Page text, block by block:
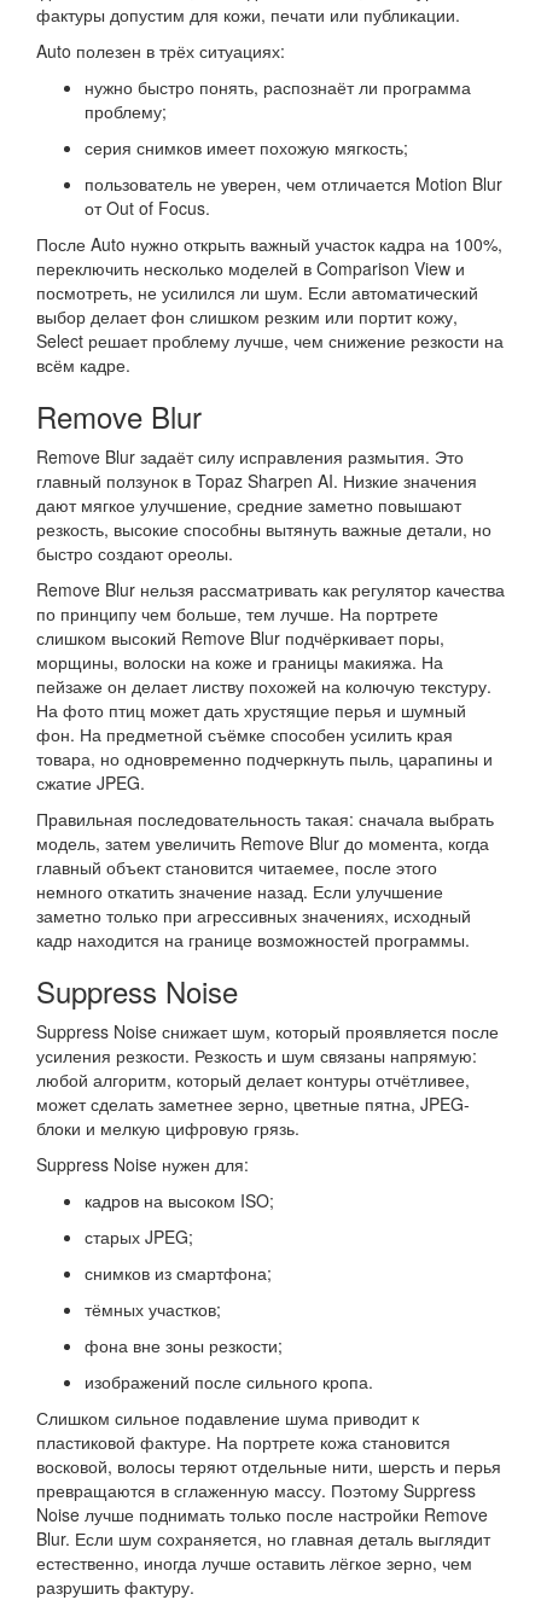
фактуры допустим для кожи, печати или публикации.
Auto полезен в трёх ситуациях:
нужно быстро понять, распознаёт ли программа
проблему;
серия снимков имеет похожую мягкость;
пользователь не уверен, чем отличается Motion Blur
от Out of Focus.
После Auto нужно открыть важный участок кадра на 100%,
переключить несколько моделей в Comparison View и
посмотреть, не усилился ли шум. Если автоматический
выбор делает фон слишком резким или портит кожу,
Select решает проблему лучше, чем снижение резкости на
всём кадре.
Remove Blur
Remove Blur задаёт силу исправления размытия. Это
главный ползунок в Topaz Sharpen AI. Низкие значения
дают мягкое улучшение, средние заметно повышают
резкость, высокие способны вытянуть важные детали, но
быстро создают ореолы.
Remove Blur нельзя рассматривать как регулятор качества
по принципу чем больше, тем лучше. На портрете
слишком высокий Remove Blur подчёркивает поры,
морщины, волоски на коже и границы макияжа. На
пейзаже он делает листву похожей на колючую текстуру.
На фото птиц может дать хрустящие перья и шумный
фон. На предметной съёмке способен усилить края
товара, но одновременно подчеркнуть пыль, царапины и
сжатие JPEG.
Правильная последовательность такая: сначала выбрать
модель, затем увеличить Remove Blur до момента, когда
главный объект становится читаемее, после этого
немного откатить значение назад. Если улучшение
заметно только при агрессивных значениях, исходный
кадр находится на границе возможностей программы.
Suppress Noise
Suppress Noise снижает шум, который проявляется после
усиления резкости. Резкость и шум связаны напрямую:
любой алгоритм, который делает контуры отчётливее,
может сделать заметнее зерно, цветные пятна, JPEG-
блоки и мелкую цифровую грязь.
Suppress Noise нужен для:
кадров на высоком ISO;
старых JPEG;
снимков из смартфона;
тёмных участков;
фона вне зоны резкости;
изображений после сильного кропа.
Слишком сильное подавление шума приводит к
пластиковой фактуре. На портрете кожа становится
восковой, волосы теряют отдельные нити, шерсть и перья
превращаются в сглаженную массу. Поэтому Suppress
Noise лучше поднимать только после настройки Remove
Blur. Если шум сохраняется, но главная деталь выглядит
естественно, иногда лучше оставить лёгкое зерно, чем
разрушить фактуру.